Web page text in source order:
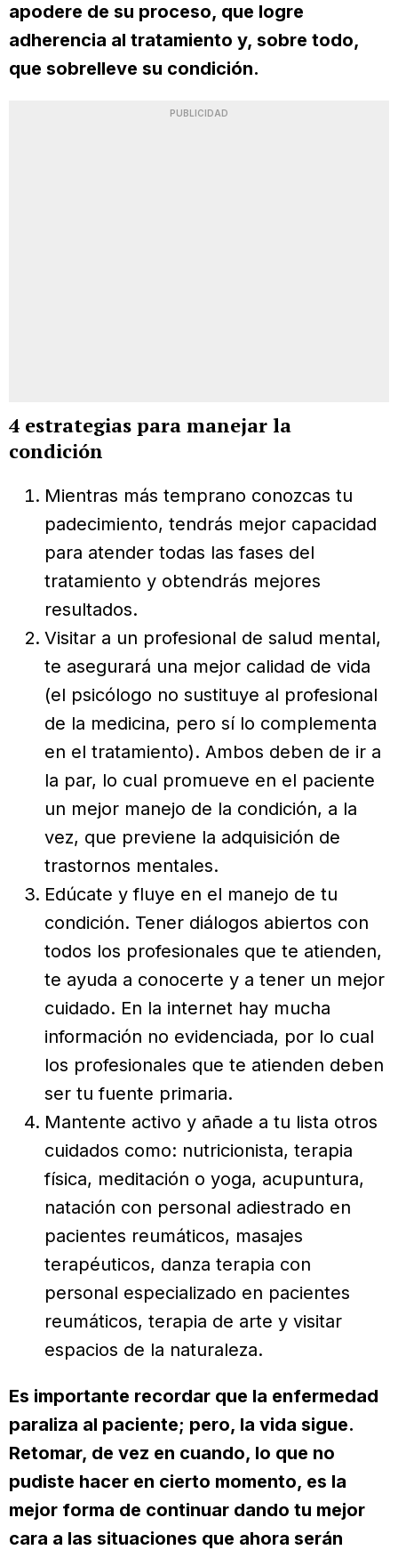
apodere de su proceso, que logre
adherencia al tratamiento y, sobre todo,
que sobrelleve su condición.
PUBLICIDAD
4 estrategias para manejar la
condición
Mientras más temprano conozcas tu
padecimiento, tendrás mejor capacidad
para atender todas las fases del
tratamiento y obtendrás mejores
resultados.
Visitar a un profesional de salud mental,
te asegurará una mejor calidad de vida
(el psicólogo no sustituye al profesional
de la medicina, pero sí lo complementa
en el tratamiento). Ambos deben de ir a
la par, lo cual promueve en el paciente
un mejor manejo de la condición, a la
vez, que previene la adquisición de
trastornos mentales.
Edúcate y fluye en el manejo de tu
condición. Tener diálogos abiertos con
todos los profesionales que te atienden,
te ayuda a conocerte y a tener un mejor
cuidado. En la internet hay mucha
información no evidenciada, por lo cual
los profesionales que te atienden deben
ser tu fuente primaria.
Mantente activo y añade a tu lista otros
cuidados como: nutricionista, terapia
física, meditación o yoga, acupuntura,
natación con personal adiestrado en
pacientes reumáticos, masajes
terapéuticos, danza terapia con
personal especializado en pacientes
reumáticos, terapia de arte y visitar
espacios de la naturaleza.
Es importante recordar que la enfermedad
paraliza al paciente; pero, la vida sigue.
Retomar, de vez en cuando, lo que no
pudiste hacer en cierto momento, es la
mejor forma de continuar dando tu mejor
cara a las situaciones que ahora serán